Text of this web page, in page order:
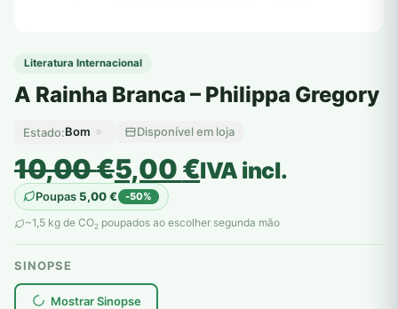
Literatura Internacional
A Rainha Branca – Philippa Gregory
Estado:Bom Disponível em loja
10,00€
O
preço
original
era:
10,00 €.
5,00€
O
preço
atual
é:
5,00 €.
IVA incl.
Poupas5,00€ -50%
~1,5 kg de CO2 poupados ao escolher segunda mão
SINOPSE
Mostrar Sinopse
plantar árvores reais